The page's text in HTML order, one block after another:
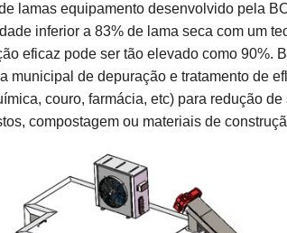
lamas equipamento desenvolvido pela
inferior a 83% de lama seca com um
eficaz pode ser tão elevado como 90%.
municipal de depuração e tratamento de
couro, farmácia, etc) para redução
compostagem ou materiais de